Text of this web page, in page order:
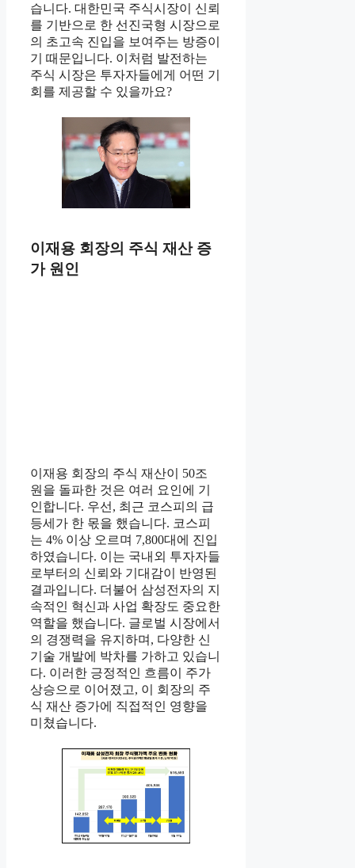
습니다. 대한민국 주식시장이 신뢰
를 기반으로 한 선진국형 시장으로
의 초고속 진입을 보여주는 방증이
기 때문입니다. 이처럼 발전하는
주식 시장은 투자자들에게 어떤 기
회를 제공할 수 있을까요?
이재용 회장의 주식 재산 증
가 원인
이재용 회장의 주식 재산이 50조
원을 돌파한 것은 여러 요인에 기
인합니다. 우선, 최근 코스피의 급
등세가 한 몫을 했습니다. 코스피
는 4% 이상 오르며 7,800대에 진입
하였습니다. 이는 국내외 투자자들
로부터의 신뢰와 기대감이 반영된
결과입니다. 더불어 삼성전자의 지
속적인 혁신과 사업 확장도 중요한
역할을 했습니다. 글로벌 시장에서
의 경쟁력을 유지하며, 다양한 신
기술 개발에 박차를 가하고 있습니
다. 이러한 긍정적인 흐름이 주가
상승으로 이어졌고, 이 회장의 주
식 재산 증가에 직접적인 영향을
미쳤습니다.